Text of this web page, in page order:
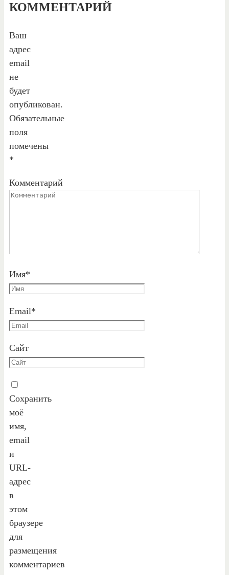
КОММЕНТАРИЙ
Ваш
адрес
email
не
будет
опубликован.
Обязательные
поля
помечены
*
Комментарий
Имя*
Email*
Сайт
Сохранить
моё
имя,
email
и
URL-
адрес
в
этом
браузере
для
размещения
комментариев